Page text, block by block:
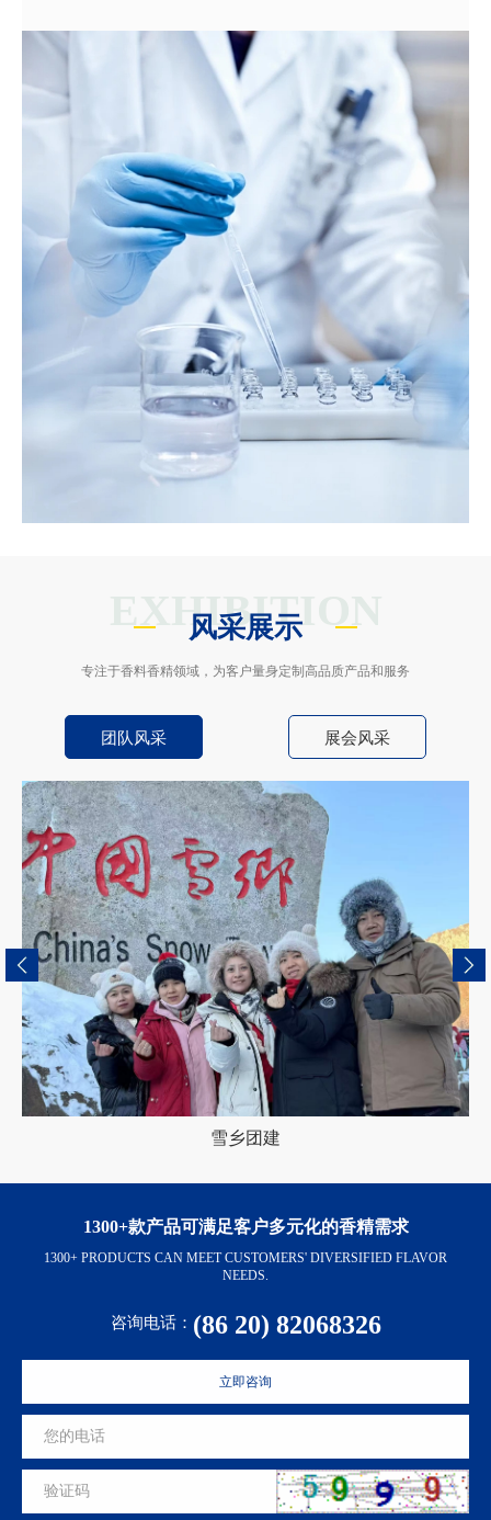
EXHIBITION
风采展示
专注于香料香精领域，为客户量身定制高品质产品和服务
团队风采 展会风采
雪乡团建
1300+款产品可满足客户多元化的香精需求
1300+ PRODUCTS CAN MEET CUSTOMERS' DIVERSIFIED FLAVOR
NEEDS.
咨询电话： (86 20) 82068326
立即咨询